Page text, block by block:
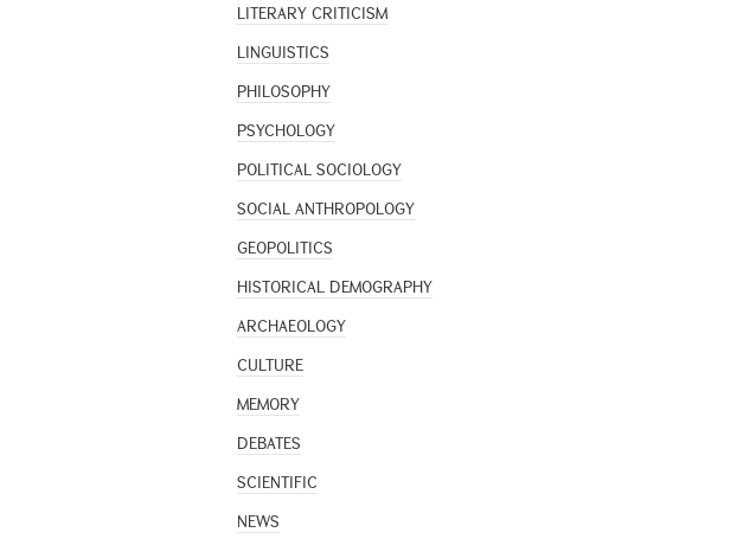
LITERARY CRITICISM
LINGUISTICS
PHILOSOPHY
PSYCHOLOGY
POLITICAL SOCIOLOGY
SOCIAL ANTHROPOLOGY
GEOPOLITICS
HISTORICAL DEMOGRAPHY
ARCHAEOLOGY
CULTURE
MEMORY
DEBATES
SCIENTIFIC
NEWS